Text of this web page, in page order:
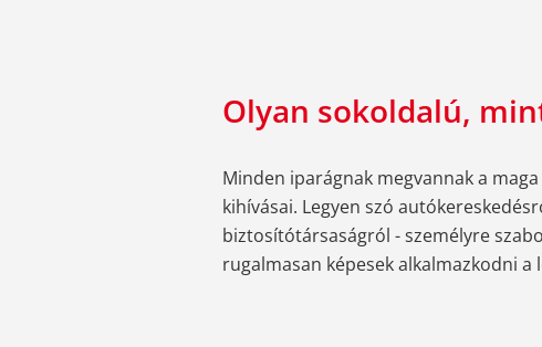
Olyan sokoldalú,
Minden iparágnak megvannak a
kihívásai. Legyen szó
biztosítótársaságról - személyre
rugalmasan képesek alkalmazkodni